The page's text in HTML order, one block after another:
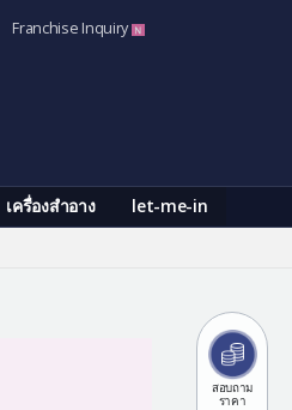
Franchise Inquiry
เครื่องสำอาง
let-me-in
สอบถาม
ราคา